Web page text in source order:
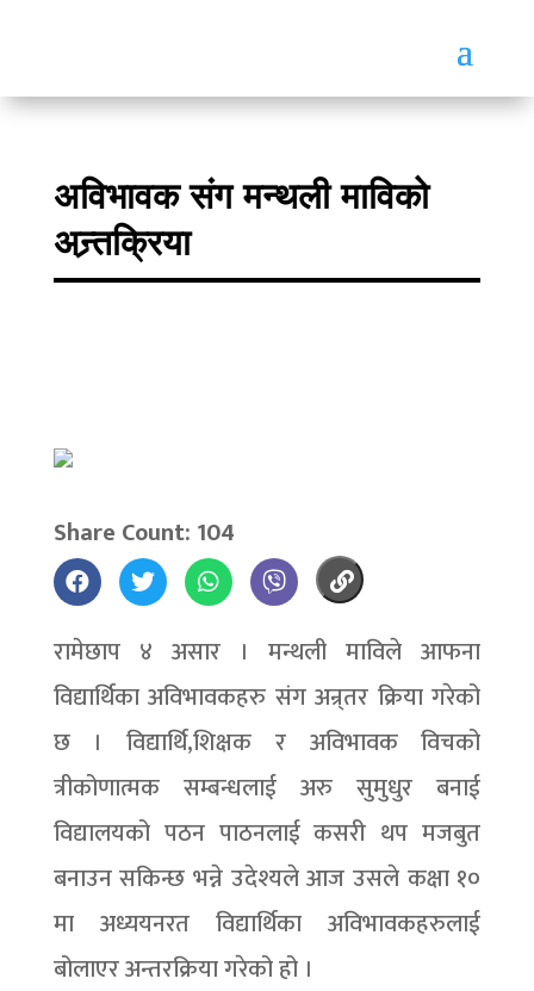
अविभावक संग मन्थली माविको
अन्र्तक्रिया
Share Count: 104
रामेछाप ४ असार । मन्थली माविले आफना
विद्यार्थिका अविभावकहरु संग अन्र्तर क्रिया गरेको
छ । विद्यार्थि,शिक्षक र अविभावक विचको
त्रीकोणात्मक सम्बन्धलाई अरु सुमुधुर बनाई
विद्यालयको पठन पाठनलाई कसरी थप मजबुत
बनाउन सकिन्छ भन्ने उदेश्यले आज उसले कक्षा १०
मा अध्ययनरत विद्यार्थिका अविभावकहरुलाई
बोलाएर अन्तरक्रिया गरेको हो ।